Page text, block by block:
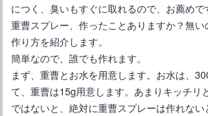
メラミンスポンジで車のガラスを掃除する
につく、臭いもすぐに取れるので、お薦めで
重曹スプレー、作ったことありますか？無
作り方を紹介します。
簡単なので、誰でも作れます。
まず、重曹とお水を用意します。お水は、
て、重曹は15g用意します。あまりキッチリ
ではないと、絶対に重曹スプレーは作れな